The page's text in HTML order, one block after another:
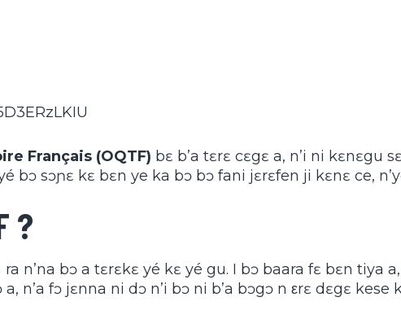
Français (OQTF) bɛ b’a tɛrɛ cɛgɛ a, n’i ni kɛnɛgu
bɔ sɔɲɛ kɛ bɛn ye ka bɔ bɔ fani jɛrɛfen ji kɛnɛ ce,
?
ra n’na bɔ a tɛrɛkɛ yé kɛ yé gu. I bɔ baara fɛ bɛn tiya
a, n’a fɔ jɛnna ni dɔ n’i bɔ ni b’a bɔgɔ n εrɛ dɛgɛ